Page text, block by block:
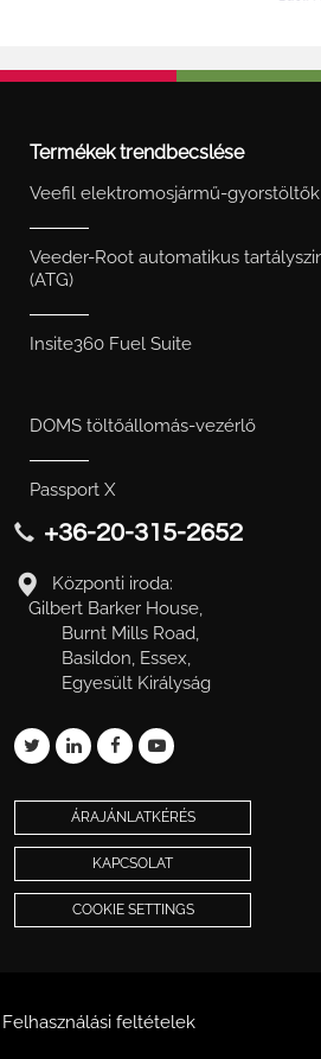
Termékek trendbecslése
Veefil elektromosjármű-gyorstöltők
Veeder-Root automatikus
(ATG)
Insite360 Fuel Suite
DOMS töltőállomás-vezérlő
Passport X
+36-20-315-2652
Központi iroda:
Gilbert Barker House,
Burnt Mills Road,
Basildon, Essex,
Egyesült Királyság
ÁRAJÁNLATKÉRÉS
KAPCSOLAT
COOKIE SETTINGS
Felhasználási feltételek